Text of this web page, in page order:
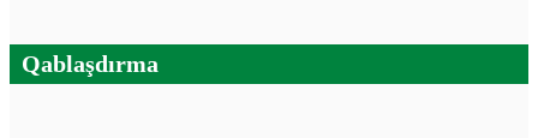
Qablaşdırma